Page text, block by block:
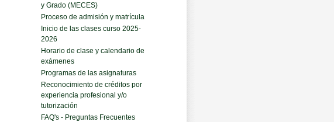
y Grado (MECES)
Proceso de admisión y matrícula
Inicio de las clases curso 2025-
2026
Horario de clase y calendario de
exámenes
Programas de las asignaturas
Reconocimiento de créditos por
experiencia profesional y/o
tutorización
FAQ's - Preguntas Frecuentes